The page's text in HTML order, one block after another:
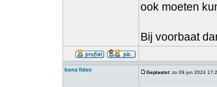
ook moeten
Bij voorbaat
bona fides Geplaatst: zo 09 jun 2024